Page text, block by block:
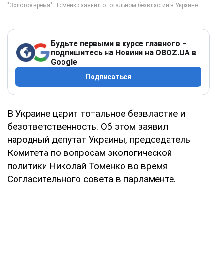
Будьте первыми в курсе главного –
подпишитесь на Новини на OBOZ.UA в
Google
Подписаться
В Украине царит тотальное безвластие и
безответственность. Об этом заявил
народный депутат Украины, председатель
Комитета по вопросам экологической
политики Николай Томенко во время
Согласительного совета в парламенте.